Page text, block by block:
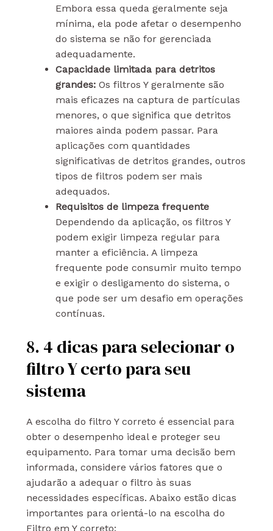
Embora essa queda geralmente seja
mínima, ela pode afetar o desempenho
do sistema se não for gerenciada
adequadamente.
Capacidade limitada para detritos
grandes: Os filtros Y geralmente são
mais eficazes na captura de partículas
menores, o que significa que detritos
maiores ainda podem passar. Para
aplicações com quantidades
significativas de detritos grandes, outros
tipos de filtros podem ser mais
adequados.
Requisitos de limpeza frequente
Dependendo da aplicação, os filtros Y
podem exigir limpeza regular para
manter a eficiência. A limpeza
frequente pode consumir muito tempo
e exigir o desligamento do sistema, o
que pode ser um desafio em operações
contínuas.
8. 4 dicas para selecionar o
filtro Y certo para seu
sistema
A escolha do filtro Y correto é essencial para
obter o desempenho ideal e proteger seu
equipamento. Para tomar uma decisão bem
informada, considere vários fatores que o
ajudarão a adequar o filtro às suas
necessidades específicas. Abaixo estão dicas
importantes para orientá-lo na escolha do
Filtro em Y correto: